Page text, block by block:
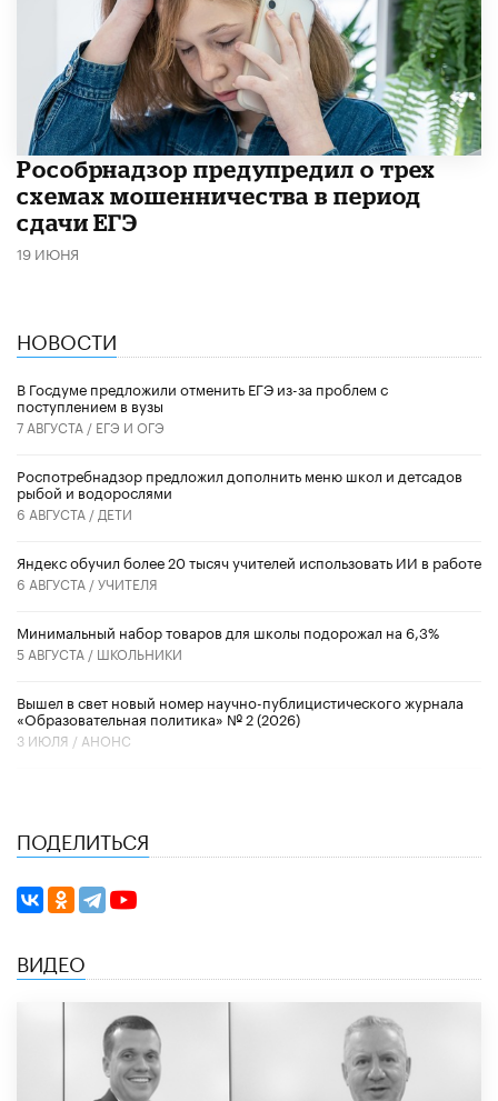
Рособрнадзор предупредил о трех
схемах мошенничества в период
сдачи ЕГЭ
19 ИЮНЯ
НОВОСТИ
В Госдуме предложили отменить ЕГЭ из-за проблем с
поступлением в вузы
7 АВГУСТА / ЕГЭ И ОГЭ
Роспотребнадзор предложил дополнить меню школ и детсадов
рыбой и водорослями
6 АВГУСТА / ДЕТИ
​Яндекс обучил более 20 тысяч учителей использовать ИИ в работе
6 АВГУСТА /УЧИТЕЛЯ
Минимальный набор товаров для школы подорожал на 6,3%
5 АВГУСТА / ШКОЛЬНИКИ
Вышел в свет новый номер научно-публицистического журнала
«Образовательная политика» № 2 (2026)
3 ИЮЛЯ / АНОНС
ПОДЕЛИТЬСЯ
ВИДЕО